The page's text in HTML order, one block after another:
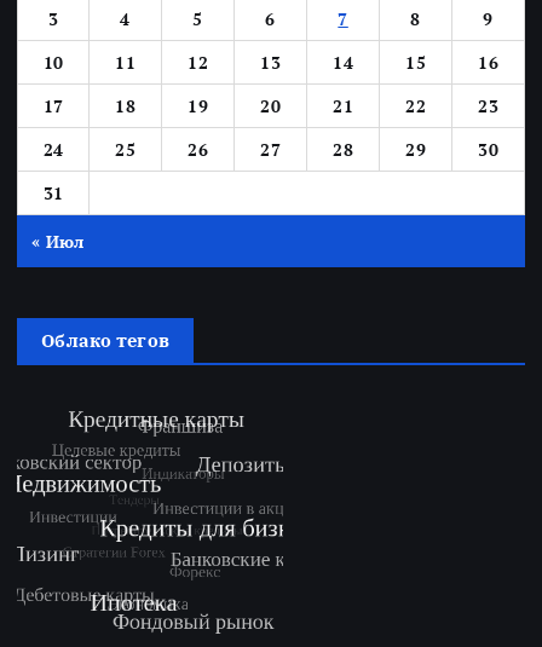
3
4 5 6 7 8
9
10
11 12 13 14 15
16
17
18 19 20 21 22
23
24
25 26 27 28 29
30
31
« Июл
Облако тегов